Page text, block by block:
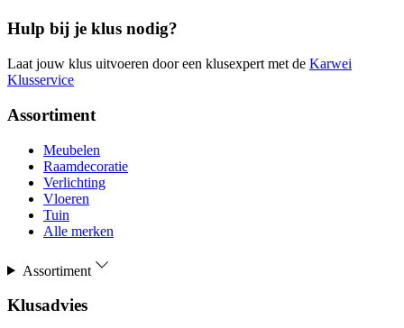
Hulp bij je klus nodig?
Laat jouw klus uitvoeren door een klusexpert met de Karwei
Klusservice
Assortiment
Meubelen
Raamdecoratie
Verlichting
Vloeren
Tuin
Alle merken
Assortiment
Klusadvies